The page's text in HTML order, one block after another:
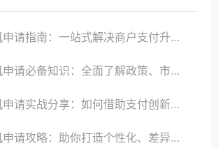
南：一站式解决商户支付升级、智能化与创新需求
备知识：全面了解政策、市场、技术与创新趋势
分享：如何借助支付创新技术提升商户运营效益与效率
：助你打造个性化、差异化支付体验以提升竞争力